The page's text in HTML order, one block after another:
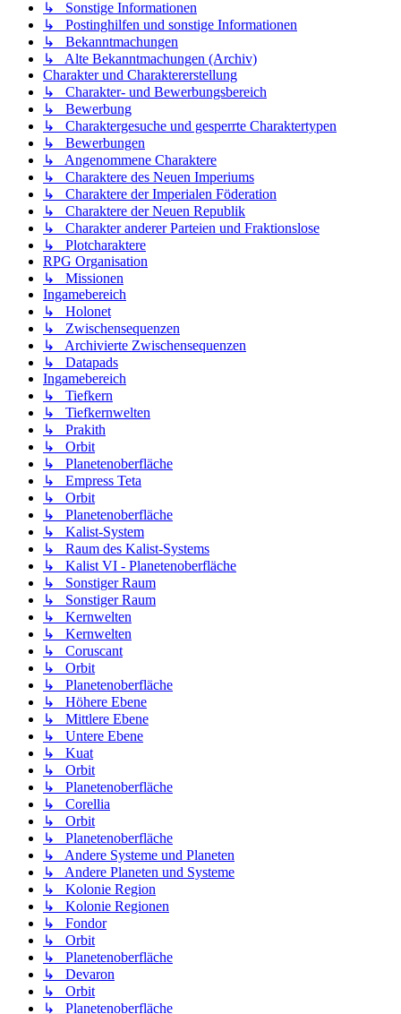
↳ Sonstige Informationen
↳ Postinghilfen und sonstige Informationen
↳ Bekanntmachungen
↳ Alte Bekanntmachungen (Archiv)
Charakter und Charaktererstellung
↳ Charakter- und Bewerbungsbereich
↳ Bewerbung
↳ Charaktergesuche und gesperrte Charaktertypen
↳ Bewerbungen
↳ Angenommene Charaktere
↳ Charaktere des Neuen Imperiums
↳ Charaktere der Imperialen Föderation
↳ Charaktere der Neuen Republik
↳ Charakter anderer Parteien und Fraktionslose
↳ Plotcharaktere
RPG Organisation
↳ Missionen
Ingamebereich
↳ Holonet
↳ Zwischensequenzen
↳ Archivierte Zwischensequenzen
↳ Datapads
Ingamebereich
↳ Tiefkern
↳ Tiefkernwelten
↳ Prakith
↳ Orbit
↳ Planetenoberfläche
↳ Empress Teta
↳ Orbit
↳ Planetenoberfläche
↳ Kalist-System
↳ Raum des Kalist-Systems
↳ Kalist VI - Planetenoberfläche
↳ Sonstiger Raum
↳ Sonstiger Raum
↳ Kernwelten
↳ Kernwelten
↳ Coruscant
↳ Orbit
↳ Planetenoberfläche
↳ Höhere Ebene
↳ Mittlere Ebene
↳ Untere Ebene
↳ Kuat
↳ Orbit
↳ Planetenoberfläche
↳ Corellia
↳ Orbit
↳ Planetenoberfläche
↳ Andere Systeme und Planeten
↳ Andere Planeten und Systeme
↳ Kolonie Region
↳ Kolonie Regionen
↳ Fondor
↳ Orbit
↳ Planetenoberfläche
↳ Devaron
↳ Orbit
↳ Planetenoberfläche